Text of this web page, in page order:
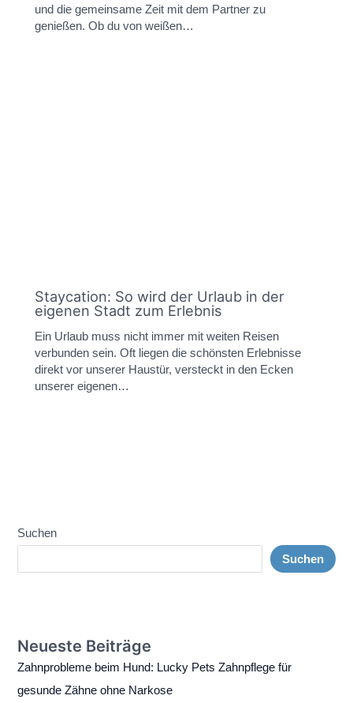
und die gemeinsame Zeit mit dem Partner zu
genießen. Ob du von weißen…
Staycation: So wird der Urlaub in der
eigenen Stadt zum Erlebnis
Ein Urlaub muss nicht immer mit weiten Reisen
verbunden sein. Oft liegen die schönsten Erlebnisse
direkt vor unserer Haustür, versteckt in den Ecken
unserer eigenen…
Suchen
Suchen
Neueste Beiträge
Zahnprobleme beim Hund: Lucky Pets Zahnpflege für
gesunde Zähne ohne Narkose